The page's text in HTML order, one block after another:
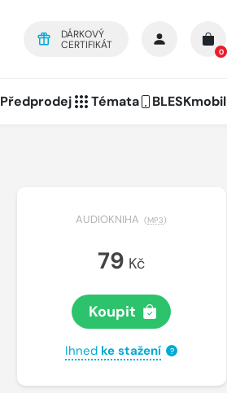
DÁRKOVÝ
CERTIFIKÁT
0
Předprodej Témata BLESKmobil
AUDIOKNIHA (MP3)
79 Kč
Koupit
Ihned ke stažení ?